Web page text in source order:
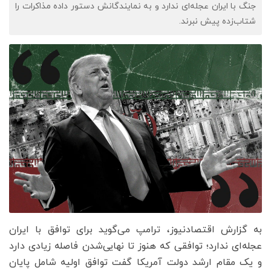
جنگ با ایران عجله‌ای ندارد و به نمایندگانش دستور داده مذاکرات را
شتاب‌زده پیش نبرند.
به گزارش اقتصادنیوز، ترامپ می‌گوید برای توافق با ایران
عجله‌ای ندارد؛ توافقی که هنوز تا نهایی‌شدن فاصله زیادی دارد
و یک مقام ارشد دولت آمریکا گفت توافق اولیه شامل پایان